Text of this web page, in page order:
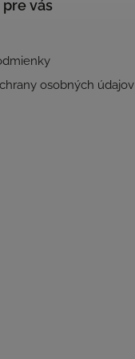
vás
osobných údajov